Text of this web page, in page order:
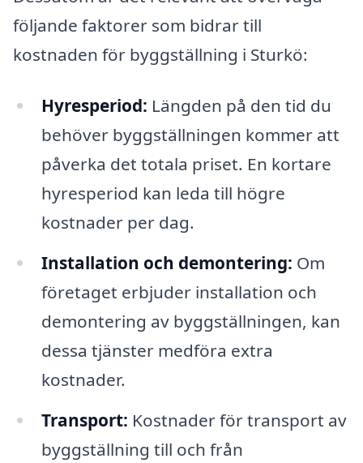
följande faktorer som bidrar till
kostnaden för byggställning i Sturkö:
Hyresperiod: Längden på den tid du
behöver byggställningen kommer att
påverka det totala priset. En kortare
hyresperiod kan leda till högre
kostnader per dag.
Installation och demontering: Om
företaget erbjuder installation och
demontering av byggställningen, kan
dessa tjänster medföra extra
kostnader.
Transport: Kostnader för transport av
byggställning till och från